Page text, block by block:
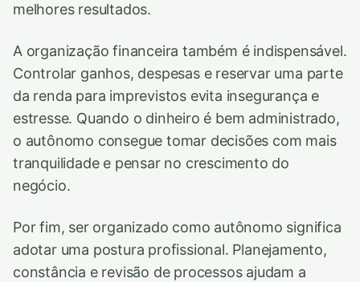
melhores resultados.
A organização financeira também é indispensável.
Controlar ganhos, despesas e reservar uma parte
da renda para imprevistos evita insegurança e
estresse. Quando o dinheiro é bem administrado,
o autônomo consegue tomar decisões com mais
tranquilidade e pensar no crescimento do
negócio.
Por fim, ser organizado como autônomo significa
adotar uma postura profissional. Planejamento,
constância e revisão de processos ajudam a